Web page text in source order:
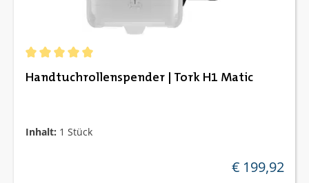
Handtuchrollenspender | Tork H1 Matic
Inhalt: 1 Stück
regulärer preis:
€ 199,92